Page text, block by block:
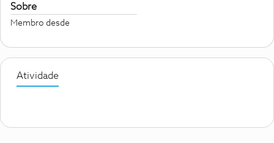
Sobre
Membro desde
Atividade